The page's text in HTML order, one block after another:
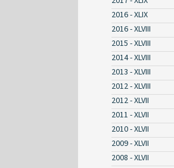
2016 - XLIX
2016 - XLVIII
2015 - XLVIII
2014 - XLVIII
2013 - XLVIII
2012 - XLVIII
2012 - XLVII
2011 - XLVII
2010 - XLVII
2009 - XLVII
2008 - XLVII